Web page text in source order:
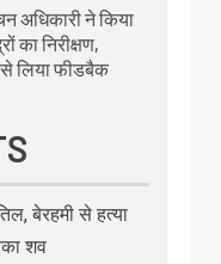
अधिकारी ने किया
का निरीक्षण,
लिया फीडबैक
बेरहमी से हत्या
शव